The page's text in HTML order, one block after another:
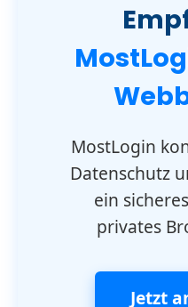
MostLogin
Datenschutz
ein
privates
Jetzt